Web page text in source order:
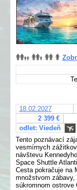
18.02.2027
2 399 €
odlet: Viedeň
Tento poznávací
vesmírnych
návštevu
Space Shuttle
Cesta pokračuje na
množstvom
súkromnom